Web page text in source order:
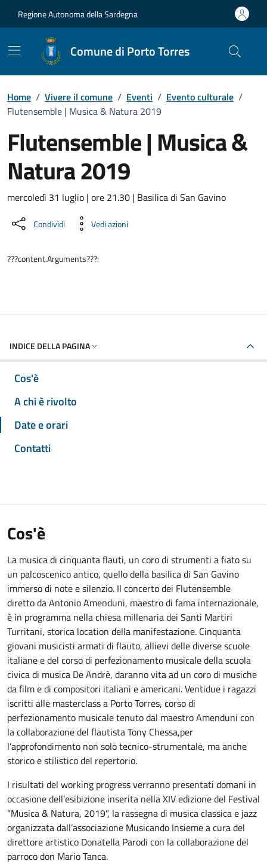
Regione Autonoma della Sardegna
Comune di Porto Torres
Home / Vivere il comune / Eventi / Evento culturale /
Flutensemble | Musica & Natura 2019
Flutensemble | Musica &
Natura 2019
Dettaglio dell'evento
mercoledì 31 luglio | ore 21.30 | Basilica di San Gavino
Condividi Vedi azioni
???content.Arguments???:
INDICE DELLA PAGINA
Cos'è
A chi è rivolto
Date e orari
Contatti
Cos'è
La musica di cinquanta flauti, un coro di strumenti a fiato su
un palcoscenico antico, quello della basilica di San Gavino
immerso di note e silenzio. Il concerto dei Flutensemble
diretto da Antonio Amenduni, maestro di fama internazionale,
è in programma nella chiesa millenaria dei Santi Martiri
Turritani, storica location della manifestazione. Cinquanta
giovani musicisti armati di flauto, allievi delle diverse scuole
italiane e del corso di perfezionamento musicale della scuola
civica di musica De Andrè, daranno vita ad un coro di musiche
da film e di compositori italiani e americani. Ventidue i ragazzi
iscritti alle masterclass a Porto Torres, corso di
perfezionamento musicale tenuto dal maestro Amenduni con
la collaborazione del flautista Tony Chessa,per
l’approfondimento non solo tecnico-strumentale, ma anche
storico e stilistico del repertorio.
I risultati del working progress verranno presentati domani in
occasione dell’esibizione inserita nella XIV edizione del Festival
“Musica & Natura, 2019”, la rassegna di musica classica e jazz
organizzata dall’associazione Musicando Insieme a cura del
direttore artistico Donatella Parodi con la collaborazione del
parroco don Mario Tanca.